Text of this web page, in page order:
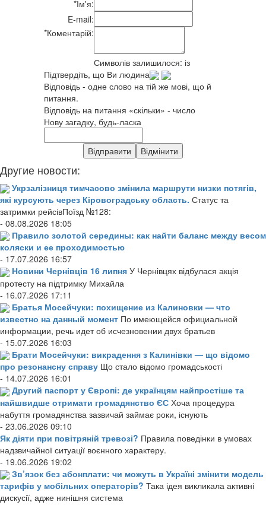
*Ім'я:
E-mail:
*Коментарій:
Символів залишилося: із
Підтвердіть, що Ви людина
Відповідь - одне слово на тій же мові, що й
питання.
Відповідь на питання «скільки» - число
Нову загадку, будь-ласка
Другие новости:
Укрзалізниця тимчасово змінила маршрути низки потягів,
які курсують через Кіровоградську область. Статус та
затримки рейсівПоїзд №128:
- 08.08.2026 18:05
Правило золотой середины: как найти баланс между весом
коляски и ее проходимостью
- 17.07.2026 16:57
Новини Чернівців 16 липня У Чернівцях відбулася акція
протесту на підтримку Михайла
- 16.07.2026 17:11
Братья Мосейчуки: похищение из Калиновки — что
известно на данный момент По имеющейся официальной
информации, речь идет об исчезновении двух братьев
- 15.07.2026 16:03
Брати Мосейчуки: викрадення з Калинівки — що відомо
про резонансну справу Що стало відомо громадськості
- 14.07.2026 16:01
Другий паспорт у Європі: де українцям найпростіше та
найшвидше отримати громадянство ЄС Хоча процедура
набуття громадянства зазвичай займає роки, існують
- 23.06.2026 09:10
Як діяти при повітряній тревозі? Правила поведінки в умовах
надзвичайної ситуації воєнного характеру.
- 19.06.2026 19:02
Зв’язок без абонплати: чи можуть в Україні змінити модель
тарифів у мобільних операторів? Така ідея викликала активні
дискусії, адже нинішня система